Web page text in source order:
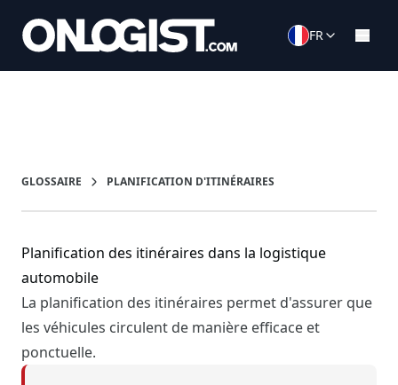
FR
GLOSSAIRE PLANIFICATION D'ITINÉRAIRES
Planification des itinéraires dans la logistique
automobile
La planification des itinéraires permet d'assurer que
les véhicules circulent de manière efficace et
ponctuelle.